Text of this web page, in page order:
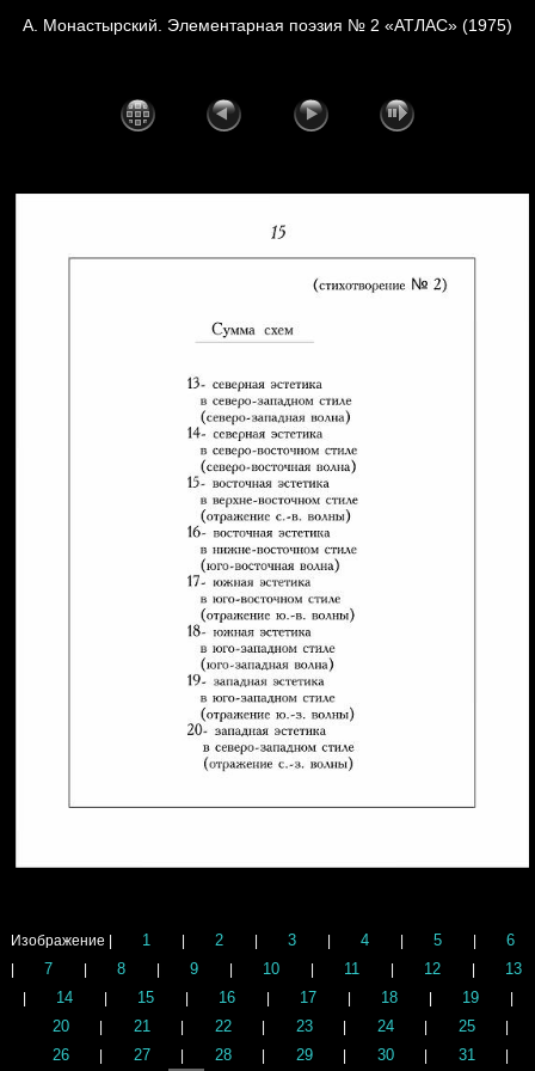
А. Монастырский. Элементарная поэзия № 2 «АТЛАС» (1975)
Изображение | 1 | 2 | 3 | 4 | 5 | 6
| 7 | 8 | 9 | 10 | 11 | 12 | 13
| 14 | 15 | 16 | 17 | 18 | 19 |
20 | 21 | 22 | 23 | 24 | 25 |
26 | 27 | 28 | 29 | 30 | 31 |